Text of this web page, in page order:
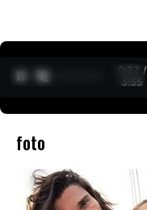
0:27 /
3:35
foto